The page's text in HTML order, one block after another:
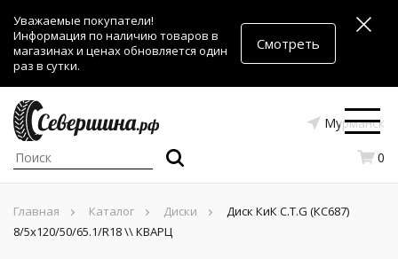
Уважаемые покупатели!
Информация по наличию товаров в
магазинах и ценах обновляется один
раз в сутки.
Смотреть
Мурманск
0
Главная Каталог Диски
Диск КиК C.T.G (КС687)
8/5x120/50/65.1/R18 \\ КВАРЦ